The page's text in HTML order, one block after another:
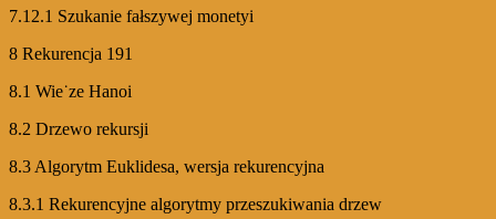
7.12.1 Szukanie fałszywej monetyi
8 Rekurencja 191
8.1 Wie˙ze Hanoi
8.2 Drzewo rekursji
8.3 Algorytm Euklidesa, wersja rekurencyjna
8.3.1 Rekurencyjne algorytmy przeszukiwania drzew